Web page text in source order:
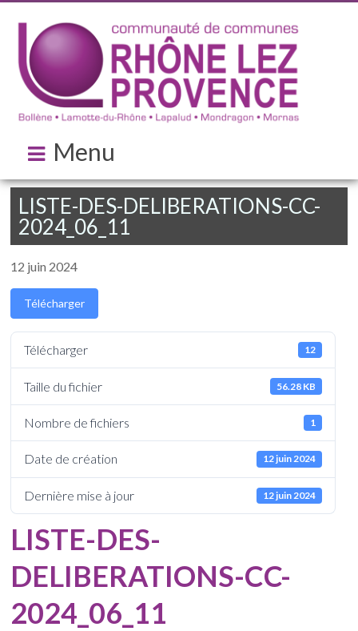
Menu
LISTE-DES-DELIBERATIONS-CC-
2024_06_11
12 juin 2024
Télécharger
Télécharger 12
Taille du fichier 56.28 KB
Nombre de fichiers 1
Date de création 12 juin 2024
Dernière mise à jour 12 juin 2024
LISTE-DES-
DELIBERATIONS-CC-
2024_06_11